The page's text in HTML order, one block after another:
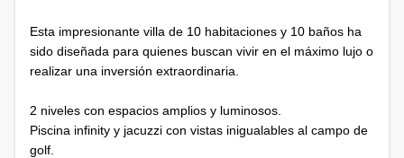
Esta impresionante villa de 10 habitaciones y 10 baños ha
sido diseñada para quienes buscan vivir en el máximo lujo o
realizar una inversión extraordinaria.
2 niveles con espacios amplios y luminosos.
Piscina infinity y jacuzzi con vistas inigualables al campo de
golf.